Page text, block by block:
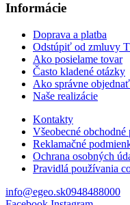
Informácie
Doprava a platba
Odstúpiť od zmluvy
Ako posielame tovar
Často kladené otázky
Ako správne
Naše realizácie
Kontakty
Všeobecné
Reklamačné
Ochrana osobných
Pravidlá používania
info@egeo.sk0948488000